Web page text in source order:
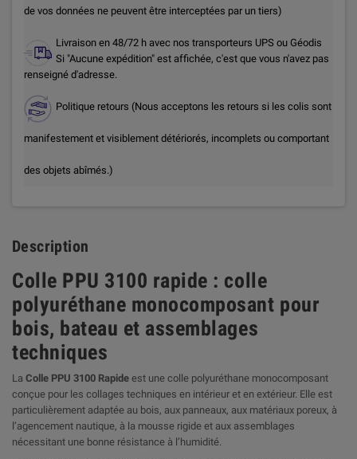
de vos données ne peuvent être interceptées par un tiers)
Livraison en 48/72 h avec nos transporteurs UPS ou Géodis
Si "Aucune expédition" est affichée, c'est que vous n'avez pas
renseigné d'adresse.
Politique retours (Nous acceptons les retours si les colis sont
manifestement et visiblement détériorés, incomplets ou comportant
des objets abîmés.)
Description
Colle PPU 3100 rapide : colle
polyuréthane monocomposant pour
bois, bateau et assemblages
techniques
La Colle PPU 3100 Rapide est une colle polyuréthane monocomposant
conçue pour les collages techniques en intérieur et en extérieur. Elle est
particulièrement adaptée au bois, aux panneaux, aux matériaux poreux, à
l’agencement nautique, à la mousse rigide et aux assemblages
nécessitant une bonne résistance à l’humidité.